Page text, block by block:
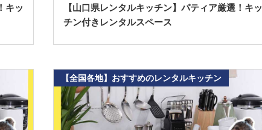
キッ
【山口県レンタルキッチン】パティア厳選！キッ
チン付きレンタルスペース
【全国各地】おすすめのレンタルキッチン